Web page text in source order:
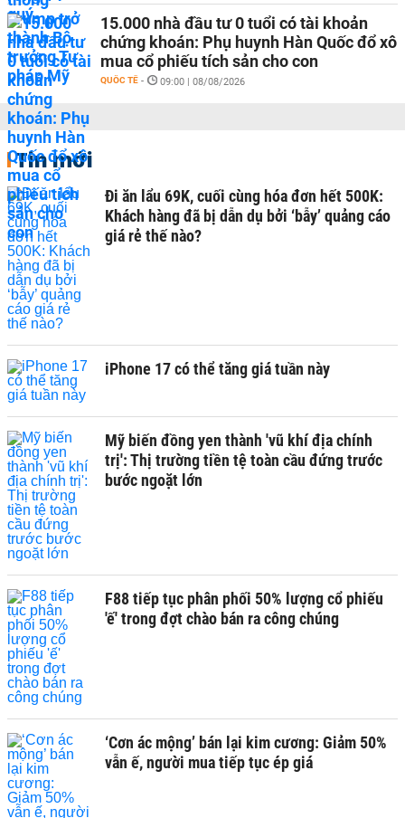
15.000 nhà đầu tư 0 tuổi có tài khoản
chứng khoán: Phụ huynh Hàn Quốc đổ xô
mua cổ phiếu tích sản cho con
QUỐC TẾ - 09:00 | 08/08/2026
Tin mới
Đi ăn lẩu 69K, cuối cùng hóa đơn hết 500K:
Khách hàng đã bị dẫn dụ bởi ‘bẫy’ quảng cáo
giá rẻ thế nào?
iPhone 17 có thể tăng giá tuần này
Mỹ biến đồng yen thành 'vũ khí địa chính
trị': Thị trường tiền tệ toàn cầu đứng trước
bước ngoặt lớn
F88 tiếp tục phân phối 50% lượng cổ phiếu
'ế' trong đợt chào bán ra công chúng
‘Cơn ác mộng’ bán lại kim cương: Giảm 50%
vẫn ế, người mua tiếp tục ép giá